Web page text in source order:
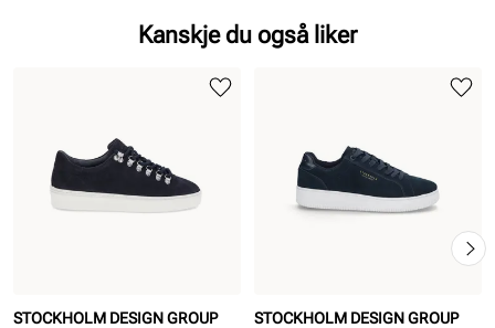
Kanskje du også liker
STOCKHOLM DESIGN GROUP
STOCKHOLM DESIGN GROUP